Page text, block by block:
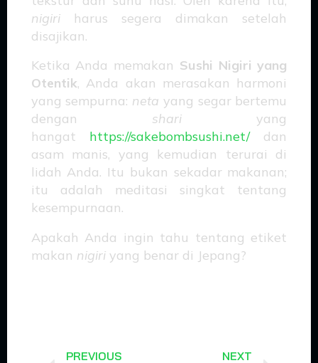
nigiriharus segera dimakan setelah
disajikan.
Ketika Anda memakan Sushi Nigiri yang
Otentik, Anda akan merasakan harmoni
yang sempurna: neta yang segar bertemu
dengan shari yang
hangat https://sakebombsushi.net/dan
asam manis, yang kemudian terurai di
lidah Anda. Itu bukan sekadar makanan;
itu adalah meditasi singkat tentang
kesempurnaan.
Apakah Anda ingin tahu tentang etiket
makan nigiriyang benar di Jepang?
PREVIOUS NEXT